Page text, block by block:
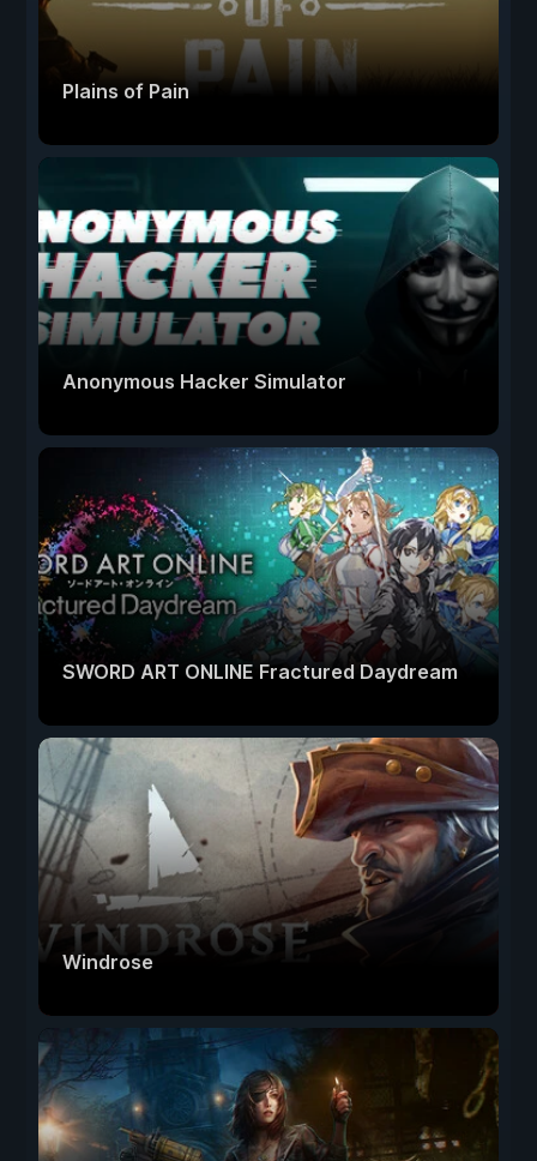
Plains of Pain
Anonymous Hacker Simulator
SWORD ART ONLINE Fractured Daydream
Windrose